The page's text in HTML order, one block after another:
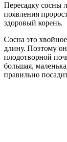
Пересадку сосны
появления
здоровый корень.
Сосна это
длину. Поэтому
плодотворной
большая,
правильно